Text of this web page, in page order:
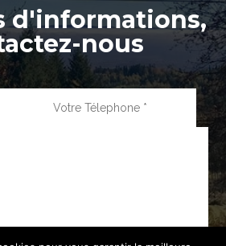
d'informations,
nous